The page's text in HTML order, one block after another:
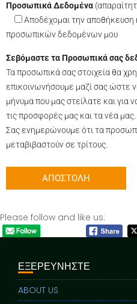
Προσωπικά Δεδομένα
Αποδέχομαι την αποθήκευση
προσωπικών δεδομένων μου
Σεβόμαστε τα Προσωπικά σας
Τα προσωπικά σας στοιχεία θα
επικοινωνήσουμε μαζί σας ώστε
μήνυμα που μας στείλατε και για
τις προσφορές μας και τα νέα μας.
Σας ενημερώνουμε ότι τα
μεταβιβαστούν σε τρίτους.
Please follow and like us:
ΕΞΕΡΕΥΝΗΣΤΕ
ABOUT US